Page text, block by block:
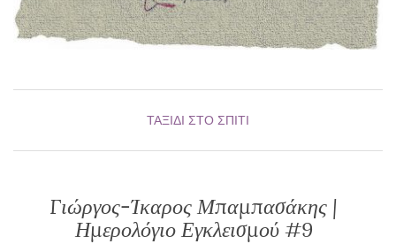
ΤΑΞΊΔΙ ΣΤΟ ΣΠΊΤΙ
Γιώργος-Ίκαρος Μπαμπασάκης |
Ημερολόγιο Εγκλεισμού #9